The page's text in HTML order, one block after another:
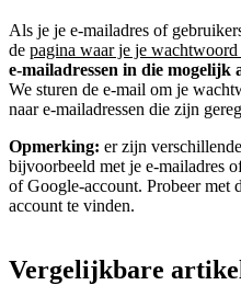
Als je je e-mailadres of
de pagina waar je je
e-mailadressen in die mogelijk
We sturen de e-mail om je
naar e-mailadressen die zijn
Opmerking: er zijn
bijvoorbeeld met je e-mailadres
of Google-account. Probeer met
account te vinden.
Vergelijkbare